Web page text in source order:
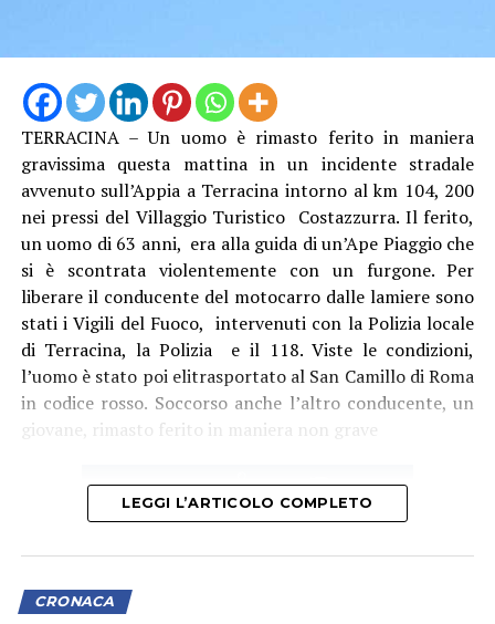
Audio
Player
00:00 00:00
Per il sindacalista, che martedì sedeva al tavolo con
altre due sigle, Cgil e Uil, ci sono due motivi
fondamentali: “Se non si revoca la procedura o si chiude
con un esito positivo la procedura di licenziamento
collettivo, diventa un problema assumere, e qui serve
assumere. Inoltre, se non si fanno interventi usando, in
traffico che sono in positivo e sono aumentati negli
ultimi tre anni con una media importante, per
queste due strade non credo che ci sia una via d’uscita
TERRACINA – Un uomo è rimasto ferito in maniera
gravissima questa mattina in un incidente stradale
avvenuto sull’Appia a Terracina intorno al km 104, 200
nei pressi del Villaggio Turistico Costazzurra. Il ferito,
un uomo di 63 anni, era alla guida di un’Ape Piaggio che
si è scontrata violentemente con un furgone. Per
liberare il conducente del motocarro dalle lamiere sono
stati i Vigili del Fuoco, intervenuti con la Polizia locale
di Terracina, la Polizia e il 118. Viste le condizioni,
l’uomo è stato poi elitrasportato al San Camillo di Roma
in codice rosso. Soccorso anche l’altro conducente, un
giovane, rimasto ferito in maniera non grave
LEGGI L’ARTICOLO COMPLETO
CRONACA